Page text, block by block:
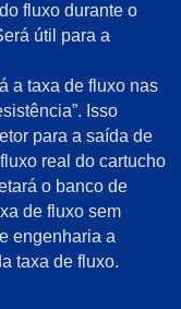
fluxo durante o
útil para a
a taxa de fluxo nas
Isso
para a saída de
real do cartucho
o banco de
de fluxo sem
engenharia a
taxa de fluxo.